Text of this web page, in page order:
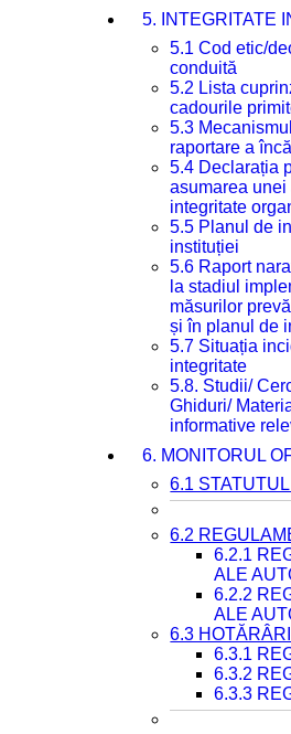
5. INTEGRITATE
5.1 Cod etic/
conduită
5.2 Lista
cadourile
5.3
raportare a
5.4 Declarația
asumarea
integritate
5.5 Planul de
instituției
5.6 Raport
la stadiul
măsurilor
și în planul de
5.7 Situația
integritate
5.8. Studii/
Ghiduri/
informative
6. MONITORUL
6.1
6.2
6.2.1
ALE
6.2.2
ALE
6.3
6.3.1
6.3.2
6.3.3